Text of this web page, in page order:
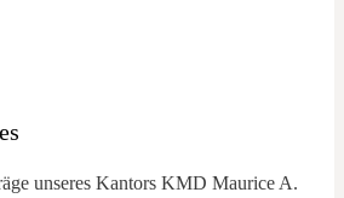
unseres Kantors KMD Maurice A.